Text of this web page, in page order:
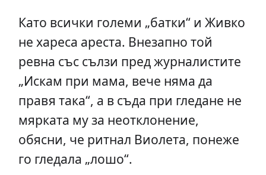
Като всички големи „батки“ и Живко
не хареса ареста. Внезапно той
ревна със сълзи пред журналистите
„Искам при мама, вече няма да
правя така“, а в съда при гледане не
мярката му за неотклонение,
обясни, че ритнал Виолета, понеже
го гледала „лошо“.